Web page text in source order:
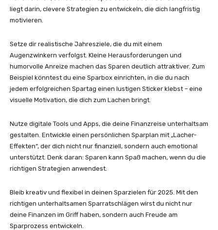
liegt darin, clevere Strategien zu entwickeln, die dich langfristig
motivieren.
Setze dir realistische Jahresziele, die du mit einem
Augenzwinkern verfolgst. Kleine Herausforderungen und
humorvolle Anreize machen das Sparen deutlich attraktiver. Zum
Beispiel könntest du eine Sparbox einrichten, in die du nach
jedem erfolgreichen Spartag einen lustigen Sticker klebst – eine
visuelle Motivation, die dich zum Lachen bringt.
Nutze digitale Tools und Apps, die deine Finanzreise unterhaltsam
gestalten. Entwickle einen persönlichen Sparplan mit „Lacher-
Effekten“, der dich nicht nur finanziell, sondern auch emotional
unterstützt. Denk daran: Sparen kann Spaß machen, wenn du die
richtigen Strategien anwendest.
Bleib kreativ und flexibel in deinen Sparzielen für 2025. Mit den
richtigen unterhaltsamen Sparratschlägen wirst du nicht nur
deine Finanzen im Griff haben, sondern auch Freude am
Sparprozess entwickeln.